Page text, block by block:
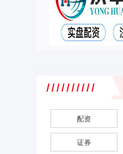
配资
证券